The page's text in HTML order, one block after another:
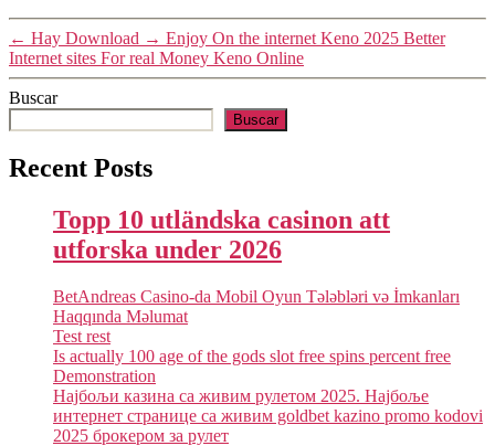
← Hay Download → Enjoy On the internet Keno 2025 Better
Internet sites For real Money Keno Online
Buscar
Buscar
Recent Posts
Topp 10 utländska casinon att
utforska under 2026
BetAndreas Casino-da Mobil Oyun Tələbləri və İmkanları
Haqqında Məlumat
Test rest
Is actually 100 age of the gods slot free spins percent free
Demonstration
Најбољи казина са живим рулетом 2025. Најбоље
интернет странице са живим goldbet kazino promo kodovi
2025 брокером за рулет